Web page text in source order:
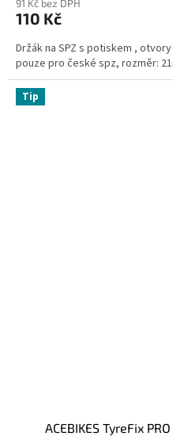
91 Kč bez DPH
110 Kč
Držák na SPZ s potiskem ,
pouze pro české spz, rozměr:
Tip
ACEBIKES TyreFix